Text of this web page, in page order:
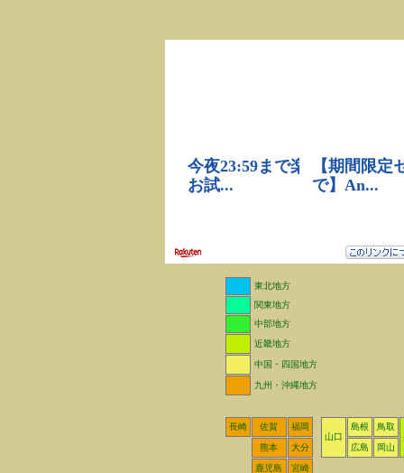
東北地方
関東地方
中部地方
近畿地方
中国・四国地方
九州・沖縄地方
長崎 佐賀
福岡
山口
島根
鳥取
熊本
大分 広島 岡山
鹿児島 宮崎